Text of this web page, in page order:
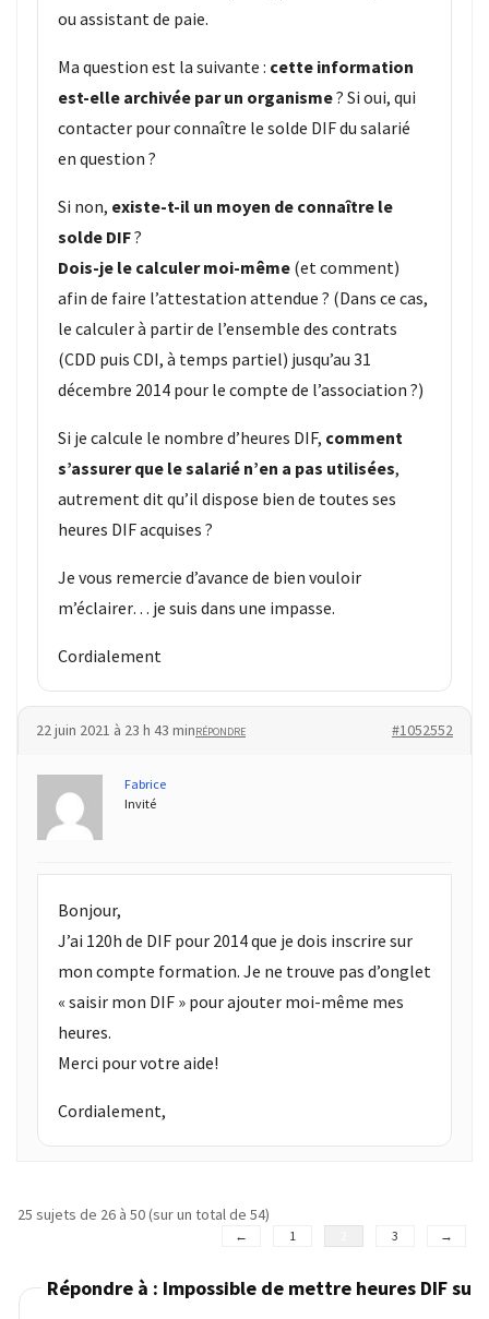
ou assistant de paie.
Ma question est la suivante : cette information
est-elle archivée par un organisme? Si oui, qui
contacter pour connaître le solde DIF du salarié
en question ?
Si non, existe-t-il un moyen de connaître le
solde DIF?
Dois-je le calculer moi-même (et comment)
afin de faire l’attestation attendue ? (Dans ce cas,
le calculer à partir de l’ensemble des contrats
(CDD puis CDI, à temps partiel) jusqu’au 31
décembre 2014 pour le compte de l’association ?)
Si je calcule le nombre d’heures DIF, comment
s’assurer que le salarié n’en a pas utilisées,
autrement dit qu’il dispose bien de toutes ses
heures DIF acquises ?
Je vous remercie d’avance de bien vouloir
m’éclairer… je suis dans une impasse.
Cordialement
22 juin 2021 à 23 h 43 min #1052552
RÉPONDRE
Fabrice
Invité
Bonjour,
J’ai 120h de DIF pour 2014 que je dois inscrire sur
mon compte formation. Je ne trouve pas d’onglet
« saisir mon DIF » pour ajouter moi-même mes
heures.
Merci pour votre aide!
Cordialement,
25 sujets de 26 à 50 (sur un total de 54)
← 1 3 →
Répondre à : Impossible de mettre heures DIF sur